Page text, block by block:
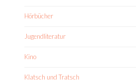
Hörbücher
Jugendliteratur
Kino
Klatsch und Tratsch